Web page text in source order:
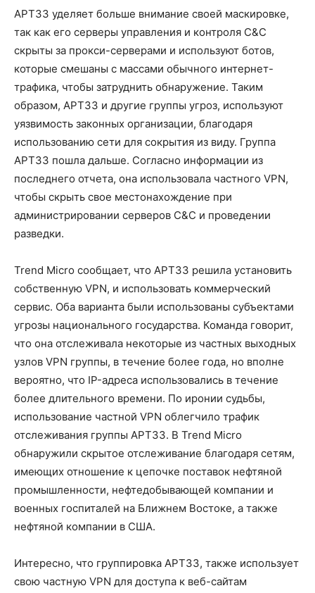
APT33 уделяет больше внимание своей маскировке,
так как его серверы управления и контроля C&C
скрыты за прокси-серверами и используют ботов,
которые смешаны с массами обычного интернет-
трафика, чтобы затруднить обнаружение. Таким
образом, APT33 и другие группы угроз, используют
уязвимость законных организации, благодаря
использованию сети для сокрытия из виду. Группа
APT33 пошла дальше. Согласно информации из
последнего отчета, она использовала частного VPN,
чтобы скрыть свое местонахождение при
администрировании серверов C&C и проведении
разведки.
Trend Micro сообщает, что APT33 решила установить
собственную VPN, и использовать коммерческий
сервис. Оба варианта были использованы субъектами
угрозы национального государства. Команда говорит,
что она отслеживала некоторые из частных выходных
узлов VPN группы, в течение более года, но вполне
вероятно, что IP-адреса использовались в течение
более длительного времени. По иронии судьбы,
использование частной VPN облегчило трафик
отслеживания группы APT33. В Trend Micro
обнаружили скрытое отслеживание благодаря сетям,
имеющих отношение к цепочке поставок нефтяной
промышленности, нефтедобывающей компании и
военных госпиталей на Ближнем Востоке, а также
нефтяной компании в США.
Интересно, что группировка APT33, также использует
свою частную VPN для доступа к веб-сайтам